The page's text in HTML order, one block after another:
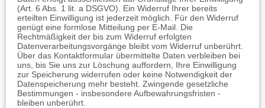
(Art. 6 Abs. 1 lit. a DSGVO). Ein Widerruf Ihrer bereits
erteilten Einwilligung ist jederzeit möglich. Für den Widerruf
genügt eine formlose Mitteilung per E-Mail. Die
Rechtmäßigkeit der bis zum Widerruf erfolgten
Datenverarbeitungsvorgänge bleibt vom Widerruf unberührt.
Über das Kontaktformular übermittelte Daten verbleiben bei
uns, bis Sie uns zur Löschung auffordern, Ihre Einwilligung
zur Speicherung widerrufen oder keine Notwendigkeit der
Datenspeicherung mehr besteht. Zwingende gesetzliche
Bestimmungen - insbesondere Aufbewahrungsfristen -
bleiben unberührt.